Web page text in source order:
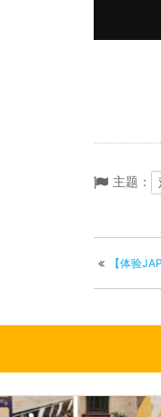
主题：
【体验